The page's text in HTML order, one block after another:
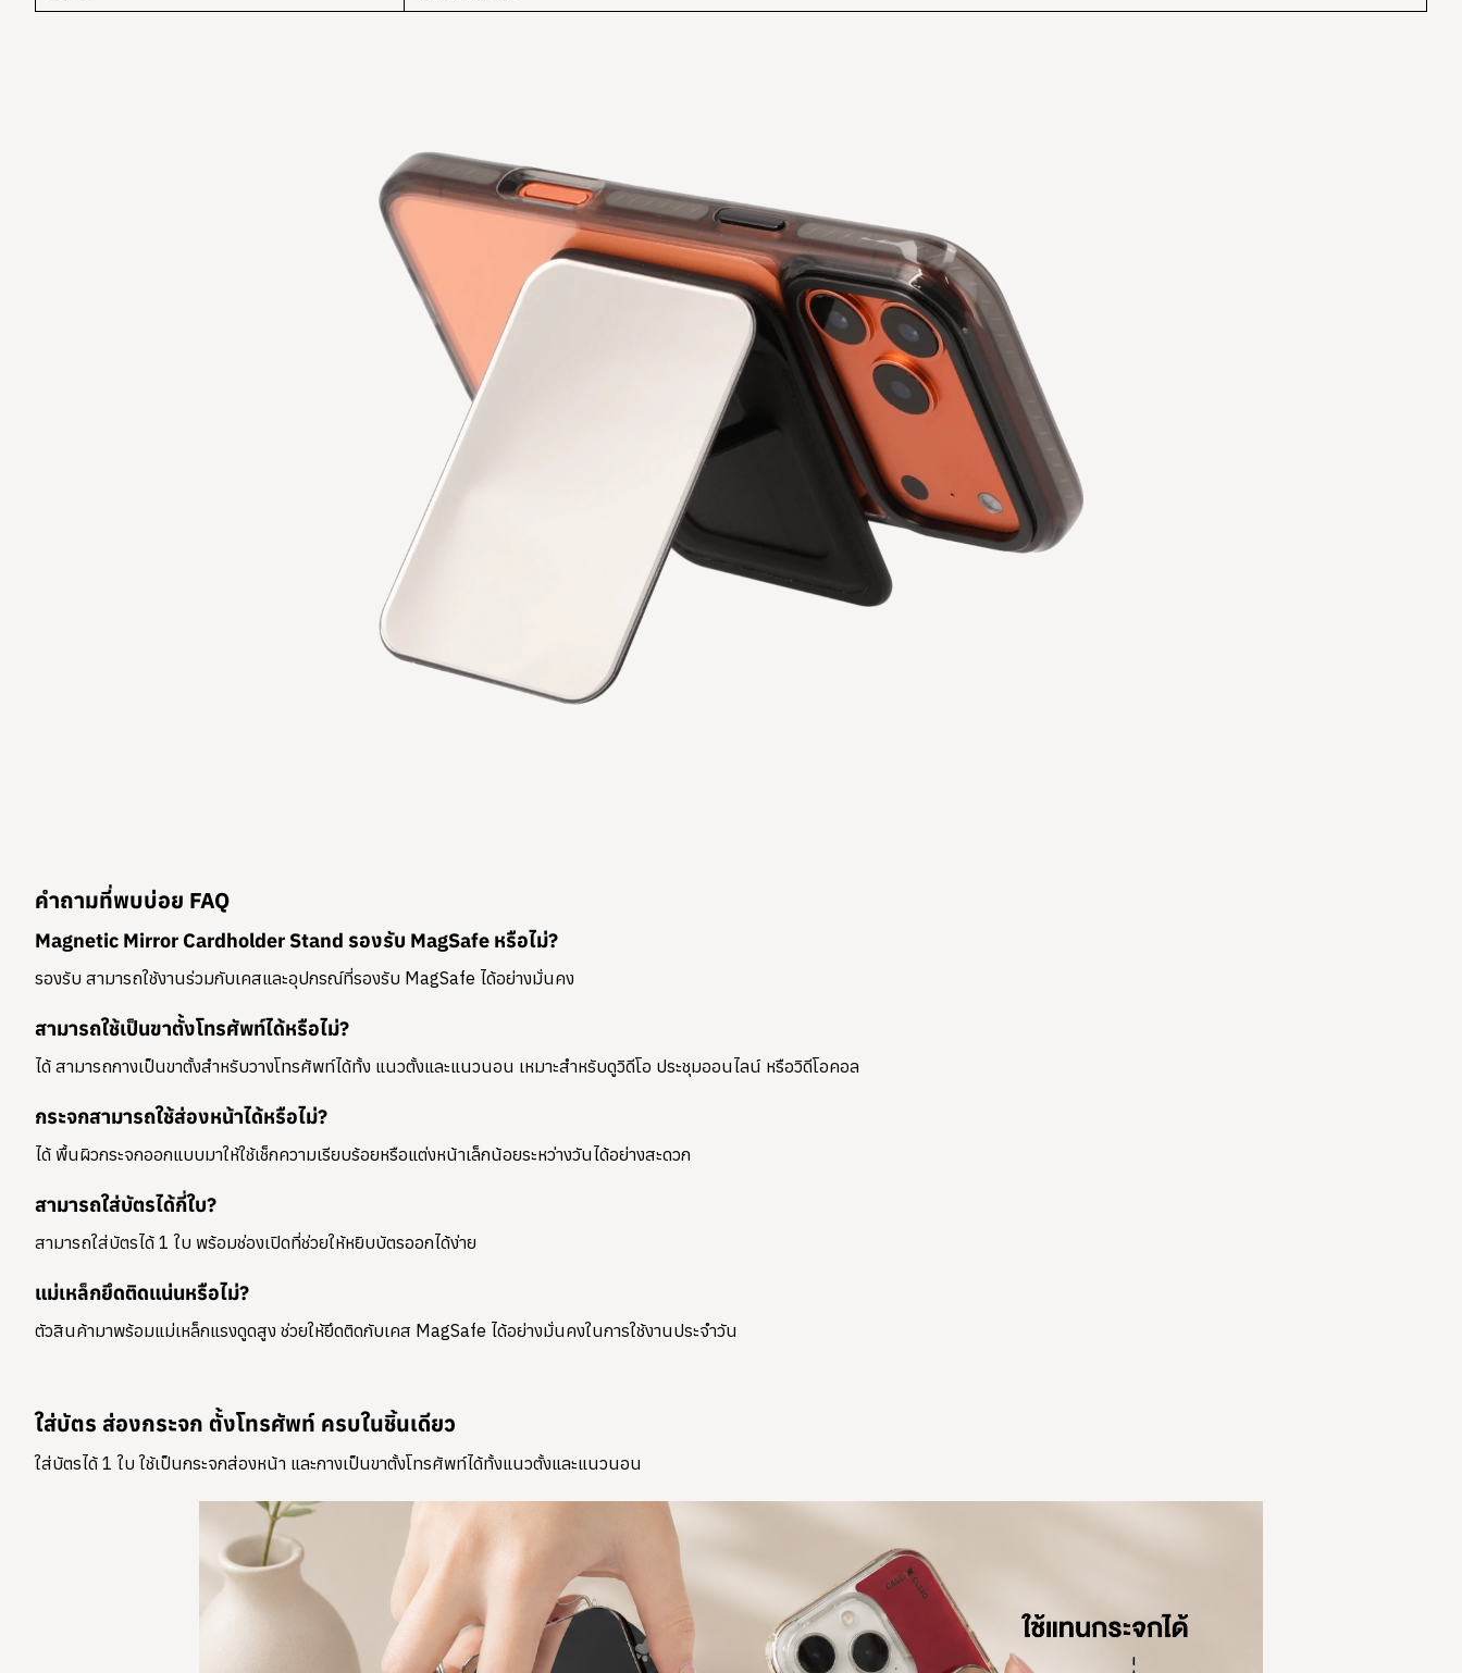
คำถามที่พบบ่อย FAQ
Magnetic Mirror Cardholder Stand รองรับ MagSafe หรือไม่?
รองรับ สามารถใช้งานร่วมกับเคสและอุปกรณ์ที่รองรับ MagSafe ได้อย่างมั่นคง
สามารถใช้เป็นขาตั้งโทรศัพท์ได้หรือไม่?
ได้ สามารถกางเป็นขาตั้งสำหรับวางโทรศัพท์ได้ทั้ง แนวตั้งและแนวนอน เหมาะสำหรับดูวิดีโอ ประชุมออนไลน์ หรือวิดีโอคอล
กระจกสามารถใช้ส่องหน้าได้หรือไม่?
ได้ พื้นผิวกระจกออกแบบมาให้ใช้เช็กความเรียบร้อยหรือแต่งหน้าเล็กน้อยระหว่างวันได้อย่างสะดวก
สามารถใส่บัตรได้กี่ใบ?
สามารถใส่บัตรได้ 1 ใบ พร้อมช่องเปิดที่ช่วยให้หยิบบัตรออกได้ง่าย
แม่เหล็กยึดติดแน่นหรือไม่?
ตัวสินค้ามาพร้อมแม่เหล็กแรงดูดสูง ช่วยให้ยึดติดกับเคส MagSafe ได้อย่างมั่นคงในการใช้งานประจำวัน
ใส่บัตร ส่องกระจก ตั้งโทรศัพท์ ครบในชิ้นเดียว
ใส่บัตรได้ 1 ใบ ใช้เป็นกระจกส่องหน้า และกางเป็นขาตั้งโทรศัพท์ได้ทั้งแนวตั้งและแนวนอน